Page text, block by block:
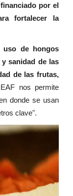
por el
fortalecer la
uso de hongos
sanidad de las
de las frutas,
nos permite
donde se usan
clave".
lesionadas
recibir